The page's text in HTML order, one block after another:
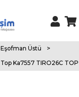
Eşofman Üstü
>
Ka7557 TIRO26C TOP